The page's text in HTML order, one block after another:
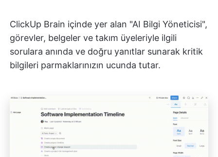
ClickUp Brain içinde yer alan "AI Bilgi Yöneticisi",
görevler, belgeler ve takım üyeleriyle ilgili
sorulara anında ve doğru yanıtlar sunarak kritik
bilgileri parmaklarınızın ucunda tutar.